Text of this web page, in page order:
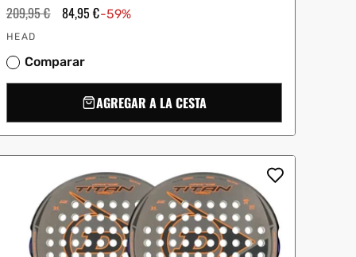
Precio
habitual
209,95 € Precio
84,95 €-59%
Proveedor:
HEAD
Comparar
AGREGAR A LA CESTA